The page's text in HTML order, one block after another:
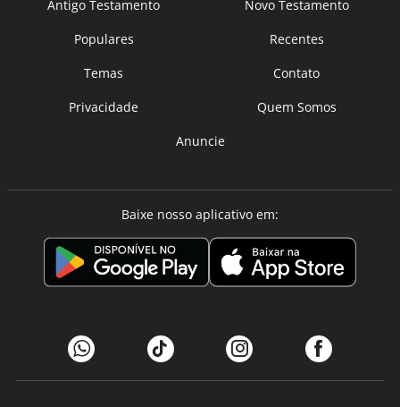
Antigo Testamento
Novo Testamento
Populares
Recentes
Temas
Contato
Privacidade
Quem Somos
Anuncie
Baixe nosso aplicativo em: